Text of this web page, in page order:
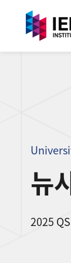
뉴
2025